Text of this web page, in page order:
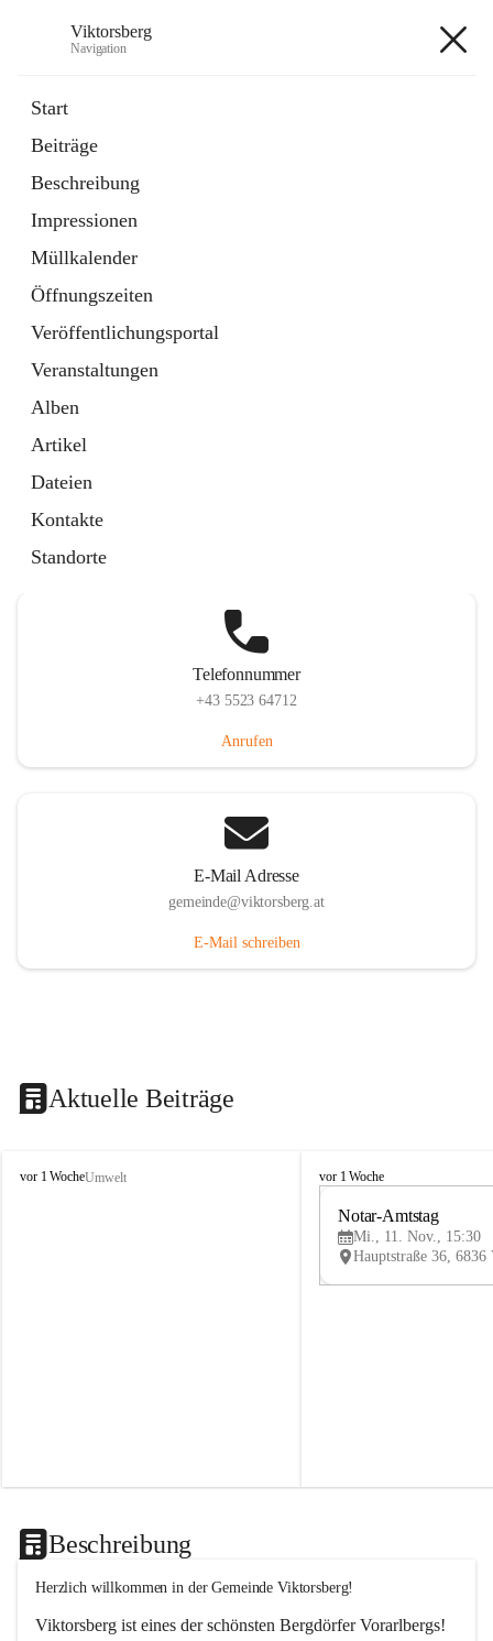
Viktorsberg
Navigation
Start
Beiträge
Beschreibung
Impressionen
Müllkalender
Öffnungszeiten
Veröffentlichungsportal
Veranstaltungen
Alben
Artikel
Dateien
Kontakte
Standorte
1 Schnellzugriff
Bürgerservice
10 Schnellzugriffe
Telefonnummer
+43 5523 64712
Anrufen
E-Mail Adresse
gemeinde@viktorsberg.at
E-Mail schreiben
Aktuelle Beiträge
V
vor 1 WocheUmwelt
V
vor 1 Woche
Notar-Amtstag
Mi., 11. Nov., 15:30
Beschreibung
Herzlich willkommen in der Gemeinde Viktorsberg!
Viktorsberg ist eines der schönsten Bergdörfer Vorarlbergs!